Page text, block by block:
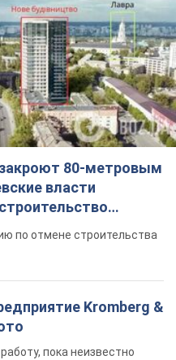
80-метровым
власти
верующего"
по отмене строительства
Kromberg &
пока неизвестно